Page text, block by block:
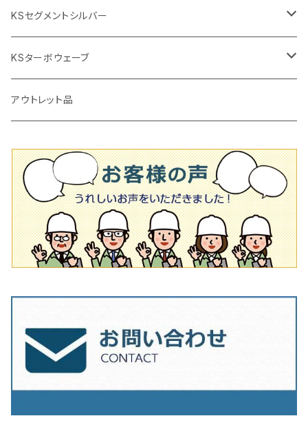
プロ用鏝（こて）
吸着盤
その他
タイル針
タイル針
その他
タイルパッチ（ビブラート
125ｍｍ（5インチ）
105mm（4インチ）
通常品
ビス穴付き
125mm（5インチ）
通常品
オフセットタイプ（ハットタイプ
150ｍｍ（6インチ）
205ｍｍ（8インチ）
230mm（9インチ）
KSセグメントシルバー
105mm（4インチ）
125mm（5インチ）
180mm（7インチ）
205mm（8インチ）
230mm（9インチ）
KSターボウェーブ
105mm（4インチ）
150ｍｍ（6インチ）
180ｍｍ（7インチ）
205mm（8インチ）
アウトレット品